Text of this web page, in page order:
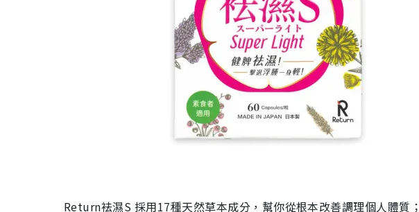
Return袪濕S 採用17種天然草本成分，幫你從根本改善調理個人體質